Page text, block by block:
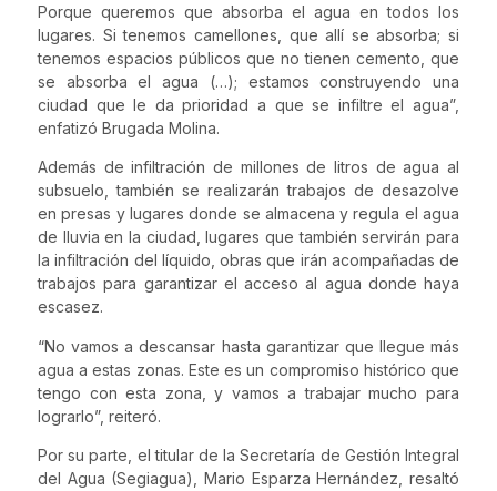
Porque queremos que absorba el agua en todos los
lugares. Si tenemos camellones, que allí se absorba; si
tenemos espacios públicos que no tienen cemento, que
se absorba el agua (…); estamos construyendo una
ciudad que le da prioridad a que se infiltre el agua”,
enfatizó Brugada Molina.
Además de infiltración de millones de litros de agua al
subsuelo, también se realizarán trabajos de desazolve
en presas y lugares donde se almacena y regula el agua
de lluvia en la ciudad, lugares que también servirán para
la infiltración del líquido, obras que irán acompañadas de
trabajos para garantizar el acceso al agua donde haya
escasez.
“No vamos a descansar hasta garantizar que llegue más
agua a estas zonas. Este es un compromiso histórico que
tengo con esta zona, y vamos a trabajar mucho para
lograrlo”, reiteró.
Por su parte, el titular de la Secretaría de Gestión Integral
del Agua (Segiagua), Mario Esparza Hernández, resaltó